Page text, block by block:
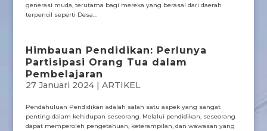
generasi muda, terutama bagi mereka yang berasal dari daerah
terpencil seperti Desa...
Himbauan Pendidikan: Perlunya
Partisipasi Orang Tua dalam
Pembelajaran
27 Januari 2024| ARTIKEL
Pendahuluan Pendidikan adalah salah satu aspek yang sangat
penting dalam kehidupan seseorang. Melalui pendidikan, seseorang
dapat memperoleh pengetahuan, keterampilan, dan wawasan yang